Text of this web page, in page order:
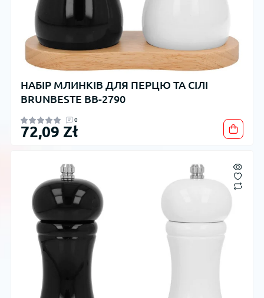
НАБІР МЛИНКІВ ДЛЯ ПЕРЦЮ ТА СІЛІ
BRUNBESTE BB-2790
0
72,09 Zł